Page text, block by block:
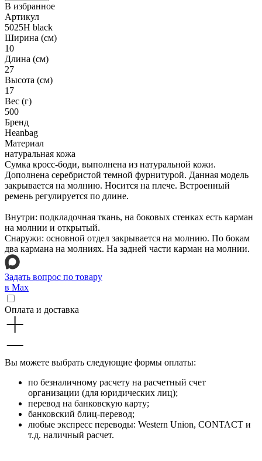
В избранное
Артикул
5025H black
Ширина (см)
10
Длина (см)
27
Высота (см)
17
Вес (г)
500
Бренд
Heanbag
Материал
натуральная кожа
Сумка кросс-боди, выполнена из натуральной кожи.
Дополнена серебристой темной фурнитурой. Данная модель
закрывается на молнию. Носится на плече. Встроенный
ремень регулируется по длине.
Внутри: подкладочная ткань, на боковых стенках есть карман
на молнии и открытый.
Снаружи: основной отдел закрывается на молнию. По бокам
два кармана на молниях. На задней части карман на молнии.
Задать вопрос по товару
в Max
Оплата и доставка
Вы можете выбрать следующие формы оплаты:
по безналичному расчету на расчетный счет
организации (для юридических лиц);
перевод на банковскую карту;
банковский блиц-перевод;
любые экспресс переводы: Western Union, CONTACT и
т.д. наличный расчет.